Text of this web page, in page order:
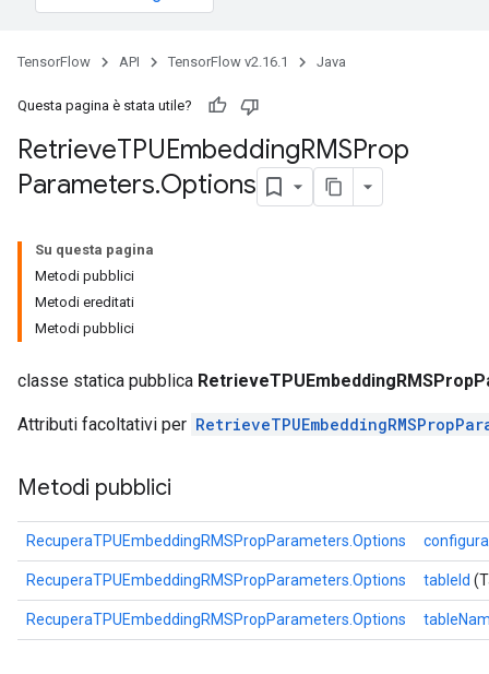
TensorFlow API TensorFlow v2.16.1 Java
Questa pagina è stata utile?
RetrieveTPUEmbeddingRMSProp
Parameters.Options
Su questa pagina
Metodi pubblici
Metodi ereditati
Metodi pubblici
classe statica pubblica
Attributi facoltativi per
Metodi pubblici
RecuperaTPUEmbeddingRMSPropParameters.Options
RecuperaTPUEmbeddingRMSPropParameters.Options tableId
RecuperaTPUEmbeddingRMSPropParameters.Options